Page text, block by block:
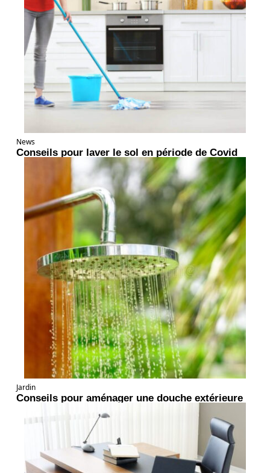
News
Conseils pour laver le sol en période de Covid
Jardin
Conseils pour aménager une douche extérieure